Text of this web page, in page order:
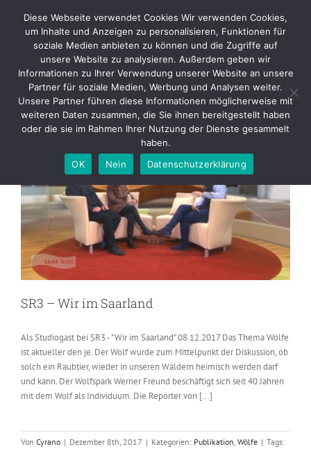
content
TV
SR3 – Wir im Saarland
Als Studiogast bei SR3 - "Wir im Saarland" 08.12.2017 Das Thema Wölfe
ist aktueller den je. Der Wolf wurde zum Mittelpunkt der Diskussion, ob
solch ein Raubtier, wieder in unseren Wäldern heimisch werden darf
und kann. Der Wolfspark Werner Freund beschäftigt sich seit 40 Jahren
mit dem Wolf als Individuum. Die Reporter von [...]
Von Cyrano | Dezember 8th, 2017 | Kategorien: Publikation Wölfe | Tags:
Diese Webseite verwendet Cookies Wir verwenden Cookies,
um Inhalte und Anzeigen zu personalisieren, Funktionen für
soziale Medien anbieten zu können und die Zugriffe auf
unsere Website zu analysieren. Außerdem geben wir
Informationen zu Ihrer Verwendung unserer Website an unsere
Partner für soziale Medien, Werbung und Analysen weiter.
Unsere Partner führen diese Informationen möglicherweise mit
weiteren Daten zusammen, die Sie ihnen bereitgestellt haben
oder die sie im Rahmen Ihrer Nutzung der Dienste gesammelt
haben.
OK
Nein Datenschutzerklärung